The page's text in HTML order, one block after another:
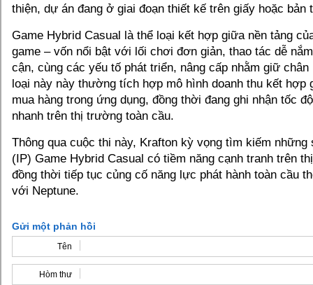
thiện, dự án đang ở giai đoạn thiết kế trên giấy hoặc bản
Game Hybrid Casual là thể loại kết hợp giữa nền tảng
game – vốn nổi bật với lối chơi đơn giản, thao tác dễ
cận, cùng các yếu tố phát triển, nâng cấp nhằm giữ
loại này này thường tích hợp mô hình doanh thu kết hợp
mua hàng trong ứng dụng, đồng thời đang ghi nhận tốc
nhanh trên thị trường toàn cầu.
Thông qua cuộc thi này, Krafton kỳ vọng tìm kiếm những
(IP) Game Hybrid Casual có tiềm năng cạnh tranh trên
đồng thời tiếp tục củng cố năng lực phát hành toàn cầu
với Neptune.
Gửi một phản hồi
Tên
Hòm thư